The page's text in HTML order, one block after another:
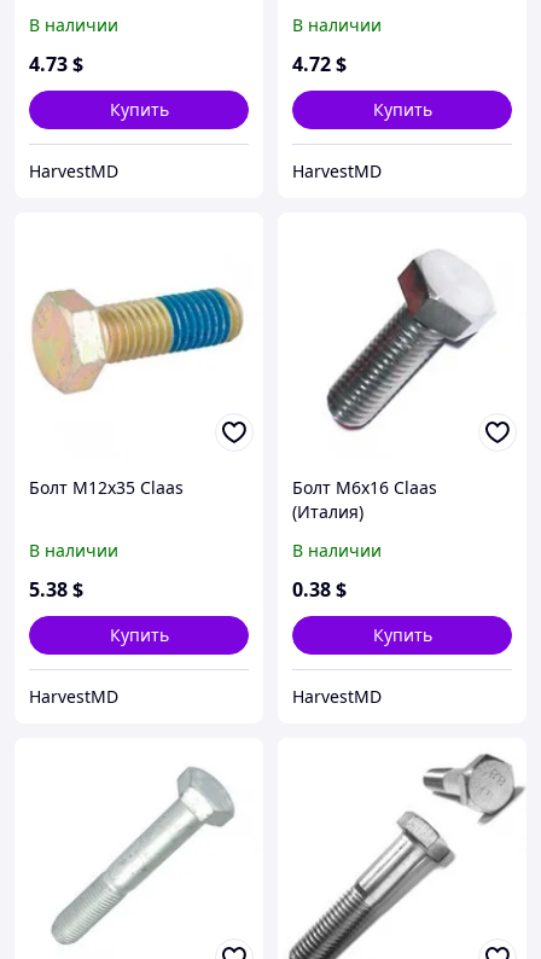
В наличии
4.73$
Купить
HarvestMD
В наличии
4.72$
Купить
HarvestMD
Болт М12х35 Claas
В наличии
5.38$
Купить
HarvestMD
Болт М6x16 Claas
(Италия)
В наличии
0.38$
Купить
HarvestMD